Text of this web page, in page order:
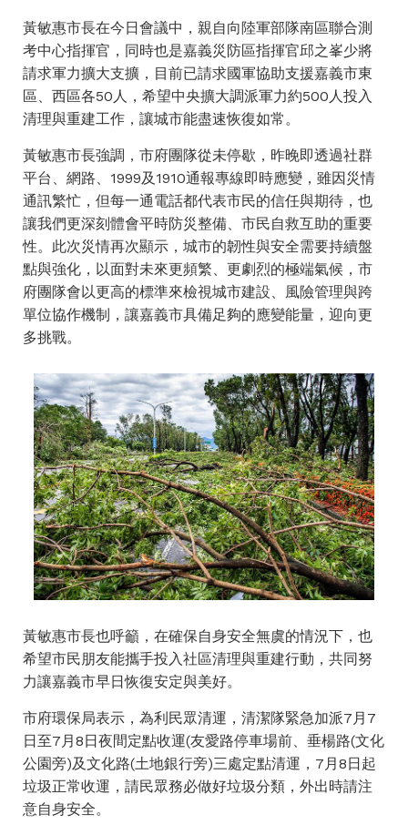
黃敏惠市長在今日會議中，親自向陸軍部隊南區聯合測
考中心指揮官，同時也是嘉義災防區指揮官邱之峯少將
請求軍力擴大支擴，目前已請求國軍協助支援嘉義市東
區、西區各50人，希望中央擴大調派軍力約500人投入
清理與重建工作，讓城市能盡速恢復如常。
黃敏惠市長強調，市府團隊從未停歇，昨晚即透過社群
平台、網路、1999及1910通報專線即時應變，雖因災情
通訊繁忙，但每一通電話都代表市民的信任與期待，也
讓我們更深刻體會平時防災整備、市民自救互助的重要
性。此次災情再次顯示，城市的韌性與安全需要持續盤
點與強化，以面對未來更頻繁、更劇烈的極端氣候，市
府團隊會以更高的標準來檢視城市建設、風險管理與跨
單位協作機制，讓嘉義市具備足夠的應變能量，迎向更
多挑戰。
黃敏惠市長也呼籲，在確保自身安全無虞的情況下，也
希望市民朋友能攜手投入社區清理與重建行動，共同努
力讓嘉義市早日恢復安定與美好。
市府環保局表示，為利民眾清運，清潔隊緊急加派7月7
日至7月8日夜間定點收運(友愛路停車場前、垂楊路(文化
公園旁)及文化路(土地銀行旁)三處定點清運，7月8日起
垃圾正常收運，請民眾務必做好垃圾分類，外出時請注
意自身安全。